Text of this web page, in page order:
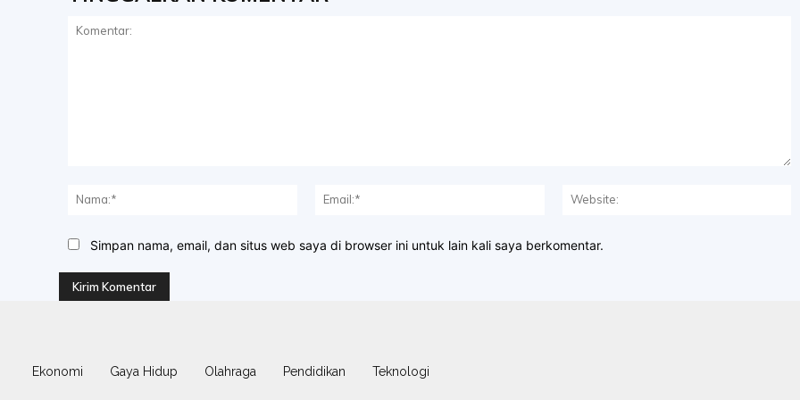
Nama:*
Email:*
Simpan nama, email, dan situs web saya di browser ini untuk lain kali saya berkomentar.
Ekonomi Gaya Hidup Olahraga Pendidikan Teknologi